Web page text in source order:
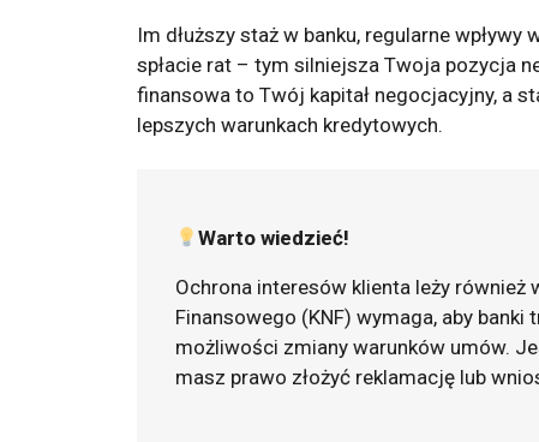
Im dłuższy staż w banku, regularne wpływy
spłacie rat – tym silniejsza Twoja pozycja
finansowa to Twój kapitał negocjacyjny, a
lepszych warunkach kredytowych.
Warto wiedzieć!
Ochrona interesów klienta leży
Finansowego (KNF) wymaga, aby
możliwości zmiany warunków umów.
masz prawo złożyć reklamację lub